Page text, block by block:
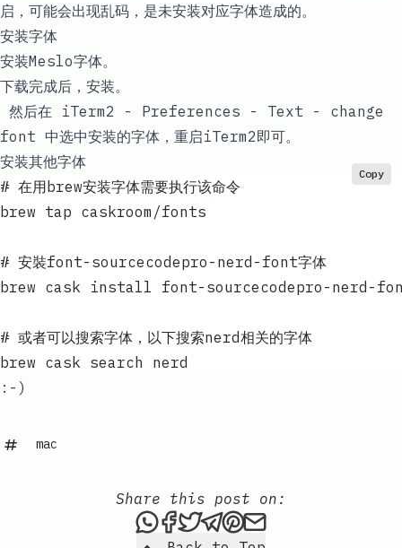
启，可能会出现乱码，是未安装对应字体造成的。
安装字体
安装Meslo字体。
下载完成后，安装。
 然后在 iTerm2 - Preferences - Text - change
font 中选中安装的字体，重启iTerm2即可。
安装其他字体
# 在用brew安装字体需要执行该命令
brew tap caskroom/fonts
# 安裝font-sourcecodepro-nerd-font字体
brew cask install font-sourcecodepro-nerd-
# 或者可以搜索字体，以下搜索nerd相关的字体
brew cask search nerd
Copy
:-)
mac
Share this post on:
Share this post via
Share this post on
Tweet this post
Share this post via
Share this post
Share this